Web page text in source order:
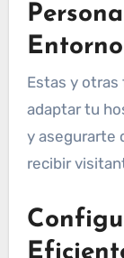
Estas y
adaptar tu
y asegurarte
recibir